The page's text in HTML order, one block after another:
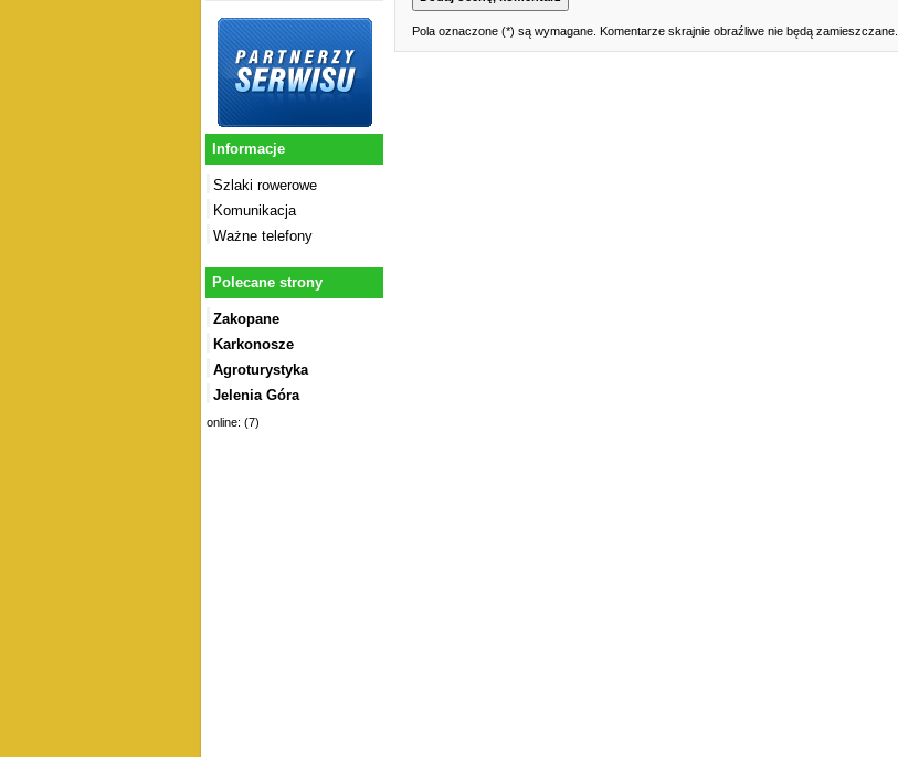
Informacje
Szlaki rowerowe
Komunikacja
Ważne telefony
Polecane strony
Zakopane
Karkonosze
Agroturystyka
Jelenia Góra
online: (7)
Pola oznaczone (*) są wymagane. Komentarze skrajnie obraźliwe nie będą zamieszczane.